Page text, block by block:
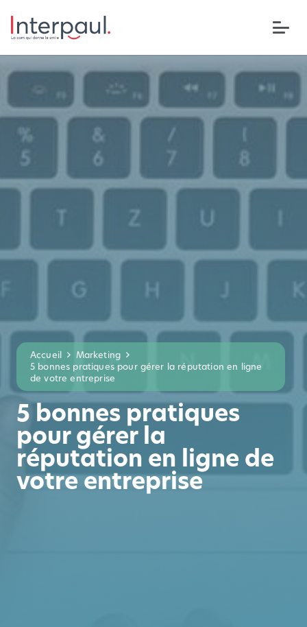
Accueil
Marketing
5 bonnes pratiques pour gérer la réputation en ligne
de votre entreprise
5 bonnes pratiques
pour gérer la
réputation en ligne de
votre entreprise